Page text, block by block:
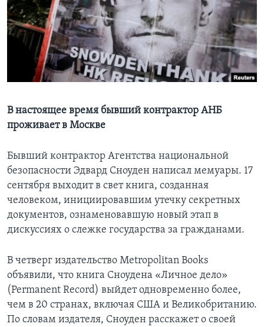
Learning English
СОЦИАЛЬНЫЕ СЕТИ
Языки
В настоящее время бывший контрактор АНБ
проживает в Москве
Бывший контрактор Агентства национальной
безопасности Эдвард Сноуден написал мемуары. 17
сентября выходит в свет книга, созданная
человеком, инициировавшим утечку секретных
документов, ознаменовавшую новый этап в
дискуссиях о слежке государства за гражданами.
В четверг издательство Metropolitan Books
объявили, что книга Сноудена «Личное дело»
(Permanent Record) выйдет одновременно более,
чем в 20 странах, включая США и Великобританию.
По словам издателя, Сноуден расскажет о своей